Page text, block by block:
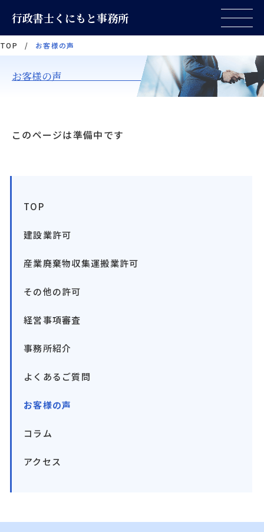
行政書士くにもと事務所
TOP / お客様の声
お客様の声
このページは準備中です
TOP
建設業許可
産業廃棄物収集運搬業許可
その他の許可
経営事項審査
事務所紹介
よくあるご質問
お客様の声
コラム
アクセス